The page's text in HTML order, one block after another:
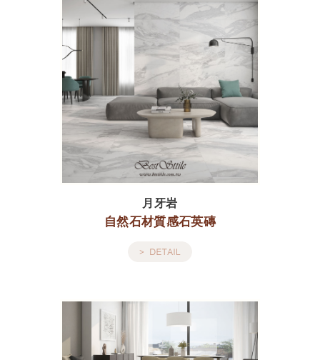
月牙岩
自然石材質感石英磚